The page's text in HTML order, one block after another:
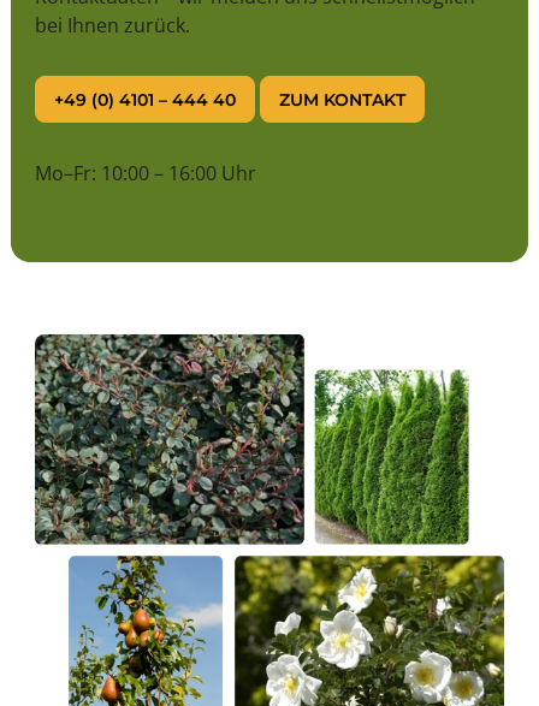
bei Ihnen zurück.
+49 (0) 4101 – 444 40 ZUM KONTAKT
Mo–Fr: 10:00 – 16:00 Uhr